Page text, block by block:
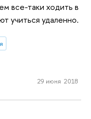
все-таки ходить в
учиться удаленно.
29 июня 2018